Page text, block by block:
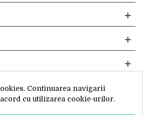
Continuarea navigarii
cu utilizarea cookie-urilor.